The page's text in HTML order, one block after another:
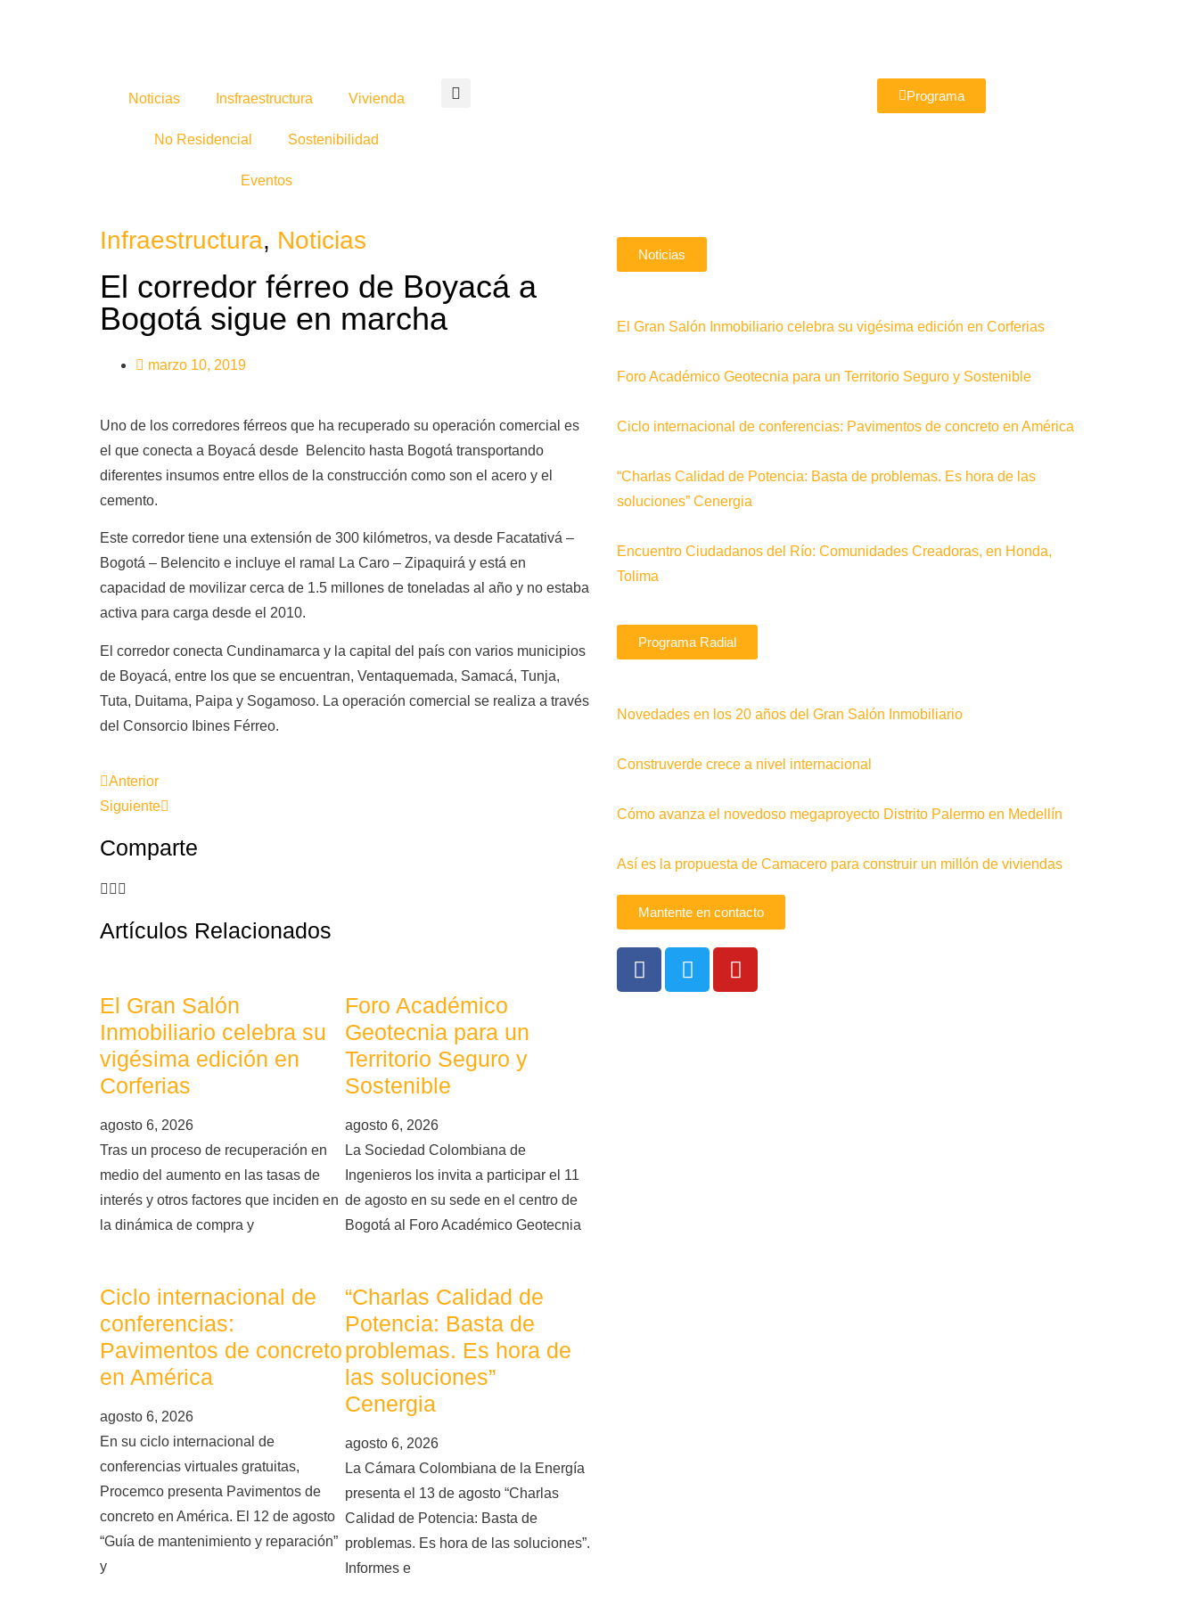
Noticias Insfraestructura Vivienda
No Residencial Sostenibilidad
Eventos
Programa
Infraestructura, Noticias
El corredor férreo de Boyacá a
Bogotá sigue en marcha
marzo 10, 2019
Uno de los corredores férreos que ha recuperado su operación comercial es
el que conecta a Boyacá desde Belencito hasta Bogotá transportando
diferentes insumos entre ellos de la construcción como son el acero y el
cemento.
Este corredor tiene una extensión de 300 kilómetros, va desde Facatativá –
Bogotá – Belencito e incluye el ramal La Caro – Zipaquirá y está en
capacidad de movilizar cerca de 1.5 millones de toneladas al año y no estaba
activa para carga desde el 2010.
El corredor conecta Cundinamarca y la capital del país con varios municipios
de Boyacá, entre los que se encuentran, Ventaquemada, Samacá, Tunja,
Tuta, Duitama, Paipa y Sogamoso. La operación comercial se realiza a través
del Consorcio Ibines Férreo.
Anterior
Siguiente
Comparte
Artículos Relacionados
El Gran Salón
Inmobiliario celebra su
vigésima edición en
Corferias
agosto 6, 2026
Tras un proceso de recuperación en
medio del aumento en las tasas de
interés y otros factores que inciden en
la dinámica de compra y
Foro Académico
Geotecnia para un
Territorio Seguro y
Sostenible
agosto 6, 2026
La Sociedad Colombiana de
Ingenieros los invita a participar el 11
de agosto en su sede en el centro de
Bogotá al Foro Académico Geotecnia
Ciclo internacional de
conferencias:
Pavimentos de concreto
en América
agosto 6, 2026
En su ciclo internacional de
conferencias virtuales gratuitas,
Procemco presenta Pavimentos de
concreto en América. El 12 de agosto
“Guía de mantenimiento y reparación”
y
“Charlas Calidad de
Potencia: Basta de
problemas. Es hora de
las soluciones”
Cenergia
agosto 6, 2026
La Cámara Colombiana de la Energía
presenta el 13 de agosto “Charlas
Calidad de Potencia: Basta de
problemas. Es hora de las soluciones”.
Informes e
Noticias
El Gran Salón Inmobiliario celebra su vigésima edición en Corferias
Foro Académico Geotecnia para un Territorio Seguro y Sostenible
Ciclo internacional de conferencias: Pavimentos de concreto en América
“Charlas Calidad de Potencia: Basta de problemas. Es hora de las
soluciones” Cenergia
Encuentro Ciudadanos del Río: Comunidades Creadoras, en Honda,
Tolima
Programa Radial
Novedades en los 20 años del Gran Salón Inmobiliario
Construverde crece a nivel internacional
Cómo avanza el novedoso megaproyecto Distrito Palermo en Medellín
Así es la propuesta de Camacero para construir un millón de viviendas
Mantente en contacto